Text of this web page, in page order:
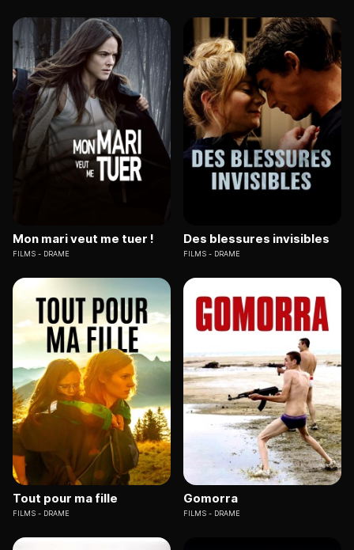
Mon mari veut me tuer !
FILMS DRAME
Des blessures invisibles
FILMS DRAME
Tout pour ma fille
FILMS DRAME
Gomorra
FILMS DRAME